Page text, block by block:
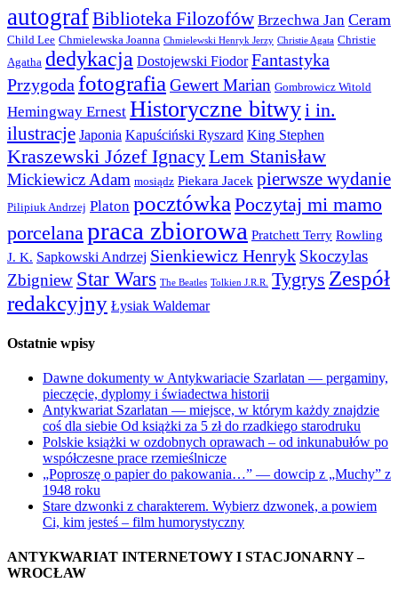
autografBiblioteka Filozofów Brzechwa Jan Ceram
Child Lee Chmielewska Joanna Chmielewski Henryk Jerzy Christie Agata Christie
Agatha dedykacja Dostojewski Fiodor Fantastyka
Przygodafotografia Gewert Marian Gombrowicz Witold
Hemingway Ernest Historyczne bitwyi in.
ilustracje Japonia Kapuściński Ryszard King Stephen
Kraszewski Józef IgnacyLem Stanisław
Mickiewicz Adam mosiądz Piekara Jacek pierwsze wydanie
Pilipiuk Andrzej Platon pocztówka Poczytaj mi mamo
porcelanapraca zbiorowa Pratchett Terry Rowling
J. K. Sapkowski Andrzej Sienkiewicz Henryk Skoczylas
Zbigniew Star Wars The Beatles Tolkien J.R.R. Tygrys Zespół
redakcyjny Łysiak Waldemar
Ostatnie wpisy
Dawne dokumenty w Antykwariacie Szarlatan — pergaminy,
pieczęcie, dyplomy i świadectwa historii
Antykwariat Szarlatan — miejsce, w którym każdy znajdzie
coś dla siebie Od książki za 5 zł do rzadkiego starodruku
Polskie książki w ozdobnych oprawach – od inkunabułów po
współczesne prace rzemieślnicze
„Poproszę o papier do pakowania…” — dowcip z „Muchy” z
1948 roku
Stare dzwonki z charakterem. Wybierz dzwonek, a powiem
Ci, kim jesteś – film humorystyczny
ANTYKWARIAT INTERNETOWY I STACJONARNY –
WROCŁAW